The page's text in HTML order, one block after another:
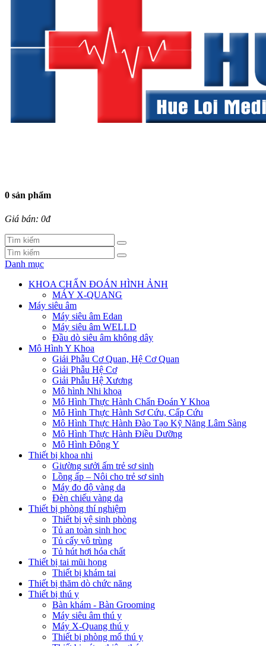
0 sản phẩm
Giá bán: 0đ
Danh mục
KHOA CHẨN ĐOÁN HÌNH ẢNH
MÁY X-QUANG
Máy siêu âm
Máy siêu âm Edan
Máy siêu âm WELLD
Đầu dò siêu âm không dây
Mô Hình Y Khoa
Giải Phẫu Cơ Quan, Hệ Cơ Quan
Giải Phẫu Hệ Cơ
Giải Phẫu Hệ Xương
Mô hình Nhi khoa
Mô Hình Thực Hành Chẩn Đoán Y Khoa
Mô Hình Thực Hành Sơ Cứu, Cấp Cứu
Mô Hình Thực Hành Đào Tạo Kỹ Năng Lâm Sàng
Mô Hình Thực Hành Điều Dưỡng
Mô Hình Đông Y
Thiết bị khoa nhi
Giường sưởi ấm trẻ sơ sinh
Lồng ấp – Nôi cho trẻ sơ sinh
Máy đo độ vàng da
Đèn chiếu vàng da
Thiết bị phòng thí nghiệm
Thiết bị vệ sinh phòng
Tủ an toàn sinh học
Tủ cấy vô trùng
Tủ hút hơi hóa chất
Thiết bị tai mũi họng
Thiết bị khám tai
Thiết bị thăm dò chức năng
Thiết bị thú y
Bàn khám - Bàn Grooming
Máy siêu âm thú y
Máy X-Quang thú y
Thiết bị phòng mổ thú y